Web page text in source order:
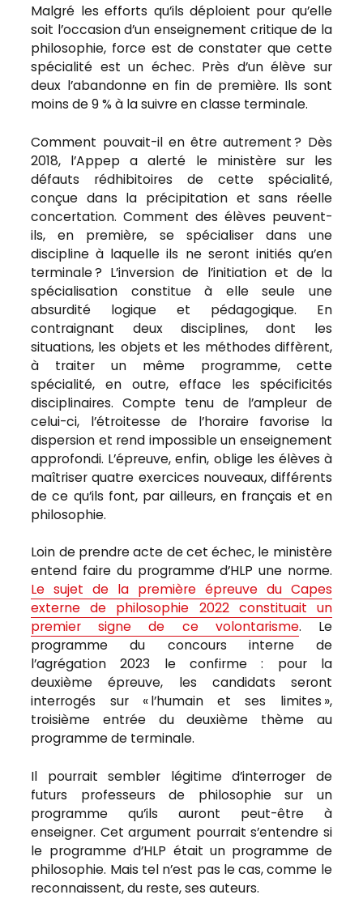
Malgré les efforts qu’ils déploient pour qu’elle
soit l’occasion d’un enseignement critique de la
philosophie, force est de constater que cette
spécialité est un échec. Près d’un élève sur
deux l’abandonne en fin de première. Ils sont
moins de 9 % à la suivre en classe terminale.
Comment pouvait-il en être autrement ? Dès
2018, l’Appep a alerté le ministère sur les
défauts rédhibitoires de cette spécialité,
conçue dans la précipitation et sans réelle
concertation. Comment des élèves peuvent-
ils, en première, se spécialiser dans une
discipline à laquelle ils ne seront initiés qu’en
terminale ? L’inversion de l’initiation et de la
spécialisation constitue à elle seule une
absurdité logique et pédagogique. En
contraignant deux disciplines, dont les
situations, les objets et les méthodes diffèrent,
à traiter un même programme, cette
spécialité, en outre, efface les spécificités
disciplinaires. Compte tenu de l’ampleur de
celui-ci, l’étroitesse de l’horaire favorise la
dispersion et rend impossible un enseignement
approfondi. L’épreuve, enfin, oblige les élèves à
maîtriser quatre exercices nouveaux, différents
de ce qu’ils font, par ailleurs, en français et en
philosophie.
Loin de prendre acte de cet échec, le ministère
entend faire du programme d’HLP une norme.
Le sujet de la première épreuve du Capes
externe de philosophie 2022 constituait un
premier signe de ce volontarisme. Le
programme du concours interne de
l’agrégation 2023 le confirme : pour la
deuxième épreuve, les candidats seront
interrogés sur « l’humain et ses limites »,
troisième entrée du deuxième thème au
programme de terminale.
Il pourrait sembler légitime d’interroger de
futurs professeurs de philosophie sur un
programme qu’ils auront peut-être à
enseigner. Cet argument pourrait s’entendre si
le programme d’HLP était un programme de
philosophie. Mais tel n’est pas le cas, comme le
reconnaissent, du reste, ses auteurs.